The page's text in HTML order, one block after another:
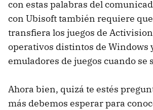
con estas palabras del
con Ubisoft también requiere
transfiera los juegos de
operativos distintos de Windows
emuladores de juegos cuando se
Ahora bien, quizá te estés
más debemos esperar para